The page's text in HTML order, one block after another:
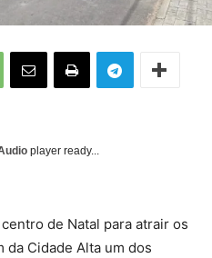
player ready...
de Natal para atrair os
Cidade Alta um dos